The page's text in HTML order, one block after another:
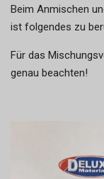
Beim Anmischen
ist folgendes zu
Für das
genau beachten!